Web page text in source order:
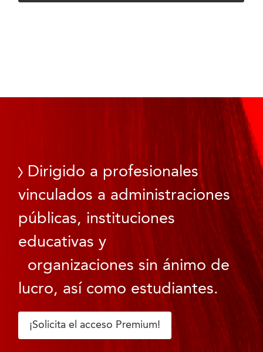
Dirigido a profesionales
vinculados a administraciones
públicas, instituciones
educativas y
organizaciones sin ánimo de
lucro, así como estudiantes.
¡Solicita el acceso Premium!